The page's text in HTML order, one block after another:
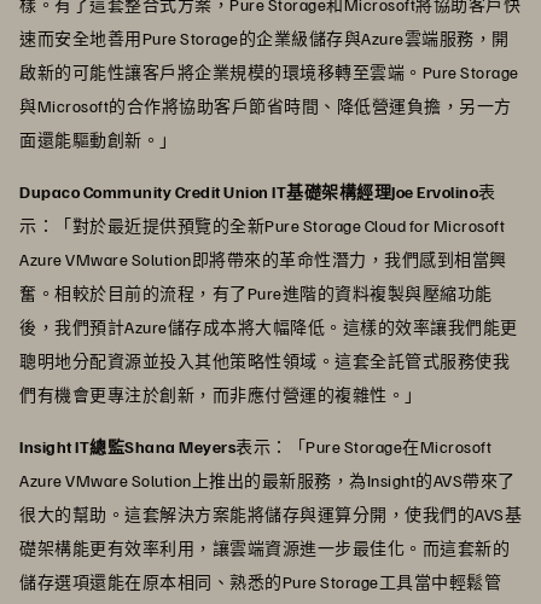
樣。有了這套整合式方案，Pure Storage和Microsoft將協助客戶快
速而安全地善用Pure Storage的企業級儲存與Azure雲端服務，開
啟新的可能性讓客戶將企業規模的環境移轉至雲端。Pure Storage
與Microsoft的合作將協助客戶節省時間、降低營運負擔，另一方
面還能驅動創新。」
Dupaco Community Credit Union IT基礎架構經理Joe Ervolino表
示：「對於最近提供預覽的全新Pure Storage Cloud for Microsoft
Azure VMware Solution即將帶來的革命性潛力，我們感到相當興
奮。相較於目前的流程，有了Pure進階的資料複製與壓縮功能
後，我們預計Azure儲存成本將大幅降低。這樣的效率讓我們能更
聰明地分配資源並投入其他策略性領域。這套全託管式服務使我
們有機會更專注於創新，而非應付營運的複雜性。」
Insight IT總監Shana Meyers表示：「Pure Storage在Microsoft
Azure VMware Solution上推出的最新服務，為Insight的AVS帶來了
很大的幫助。這套解決方案能將儲存與運算分開，使我們的AVS基
礎架構能更有效率利用，讓雲端資源進一步最佳化。而這套新的
儲存選項還能在原本相同、熟悉的Pure Storage工具當中輕鬆管